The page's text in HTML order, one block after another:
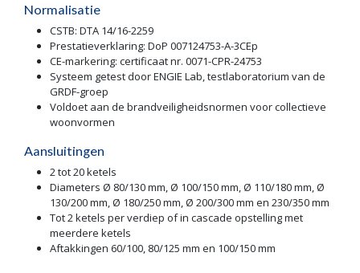
Normalisatie
CSTB: DTA 14/16-2259
Prestatieverklaring: DoP 007124753-A-3CEp
CE-markering: certificaat nr. 0071-CPR-24753
Systeem getest door ENGIE Lab, testlaboratorium van de
GRDF-groep
Voldoet aan de brandveiligheidsnormen voor collectieve
woonvormen
Aansluitingen
2 tot 20 ketels
Diameters Ø 80/130 mm, Ø 100/150 mm, Ø 110/180 mm, Ø
130/200 mm, Ø 180/250 mm, Ø 200/300 mm en 230/350 mm
Tot 2 ketels per verdiep of in cascade opstelling met
meerdere ketels
Aftakkingen 60/100, 80/125 mm en 100/150 mm